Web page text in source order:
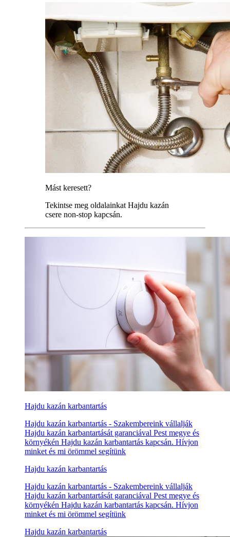
Mást keresett?
Tekintse meg oldalainkat Hajdu kazán
csere non-stop kapcsán.
Hajdu kazán karbantartás
Hajdu kazán karbantartás - Szakembereink vállalják
Hajdu kazán karbantartását garanciával Pest megye és
környékén Hajdu kazán karbantartás kapcsán. Hívjon
minket és mi örömmel segítünk
Hajdu kazán karbantartás
Hajdu kazán karbantartás - Szakembereink vállalják
Hajdu kazán karbantartását garanciával Pest megye és
környékén Hajdu kazán karbantartás kapcsán. Hívjon
minket és mi örömmel segítünk
Hajdu kazán karbantartás